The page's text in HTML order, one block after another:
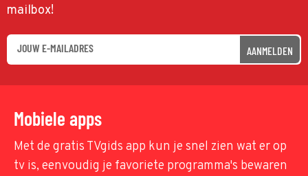
mailbox!
AANMELDEN
Mobiele apps
Met de gratis TVgids app kun je snel zien wat er op
tv is, eenvoudig je favoriete programma's bewaren